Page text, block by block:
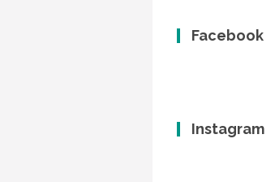
Facebook
Instagram